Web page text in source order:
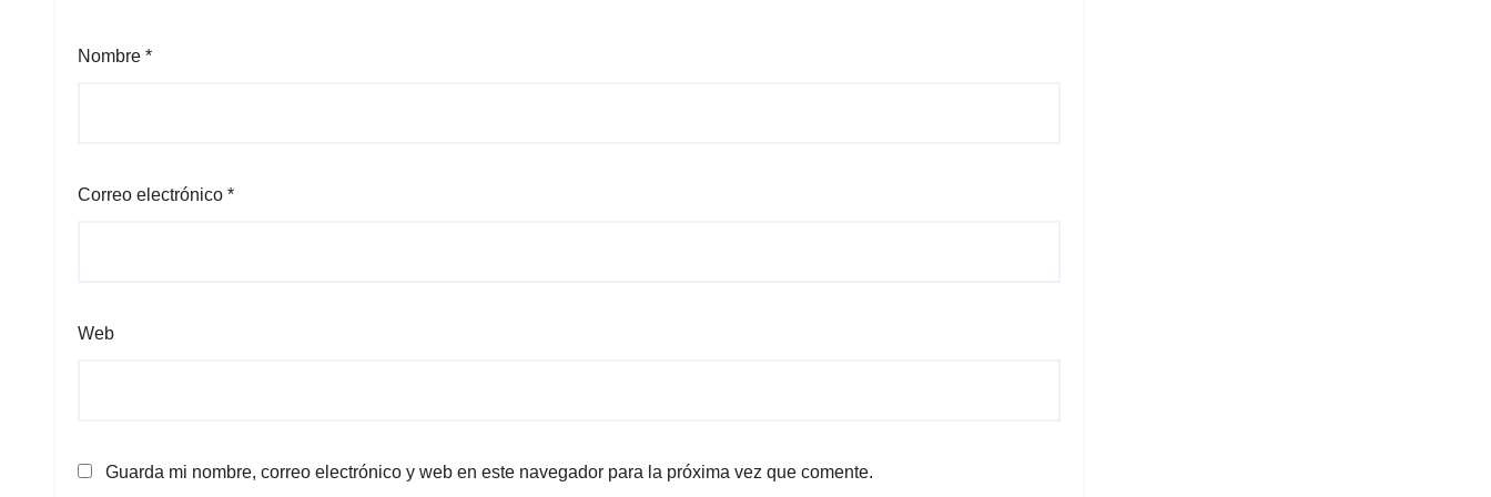
Nombre *
Correo electrónico *
Web
Guarda mi nombre, correo electrónico y web en este navegador para la próxima vez que comente.